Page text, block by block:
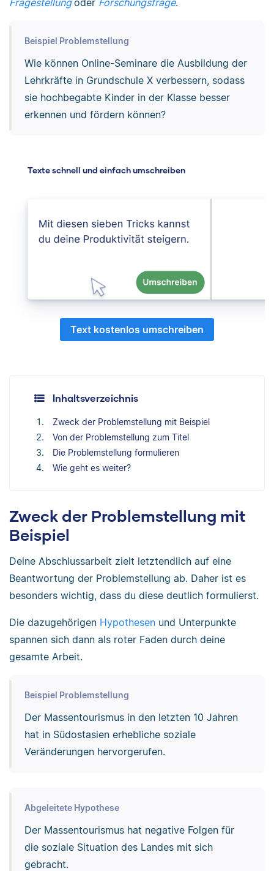
Beispiel Problemstellung
Wie können Online-Seminare die Ausbildung der
Lehrkräfte in Grundschule X verbessern, sodass
sie hochbegabte Kinder in der Klasse besser
erkennen und fördern können?
Texte schnell und einfach umschreiben
Text kostenlos umschreiben
Inhaltsverzeichnis
Zweck der Problemstellung mit Beispiel
Von der Problemstellung zum Titel
Die Problemstellung formulieren
Wie geht es weiter?
Zweck der Problemstellung mit
Beispiel
Deine Abschlussarbeit zielt letztendlich auf eine
Beantwortung der Problemstellung ab. Daher ist es
besonders wichtig, dass du diese deutlich formulierst.
Die dazugehörigen Hypothesen und Unterpunkte
spannen sich dann als roter Faden durch deine
gesamte Arbeit.
Beispiel Problemstellung
Der Massentourismus in den letzten 10 Jahren
hat in Südostasien erhebliche soziale
Veränderungen hervorgerufen.
Abgeleitete Hypothese
Der Massentourismus hat negative Folgen für
die soziale Situation des Landes mit sich
gebracht.